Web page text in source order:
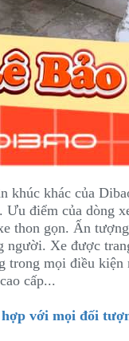
khúc khác của
điểm của dòng
thon gọn. Ấn
người. Xe được
trong mọi điều
cấp...
với mọi đối